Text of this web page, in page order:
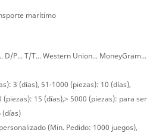
marítimo
D/P... T/T... Western Union... MoneyGram...
3 (días), 51-1000 (piezas): 10 (días),
(piezas): 15 (días),> 5000 (piezas): para ser
(días)
(Min. Pedido: 1000 juegos),